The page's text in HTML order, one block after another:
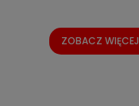
ZOBACZ WIĘCEJ